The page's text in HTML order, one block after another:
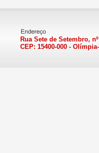
Rua Sete de Setembro,
CEP: 15400-000 -